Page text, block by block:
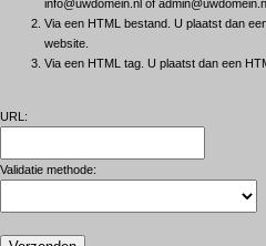
info@uwdomein.nl of
Via een HTML bestand. U plaatst dan
website.
Via een HTML tag. U plaatst dan een
URL:
Validatie methode: